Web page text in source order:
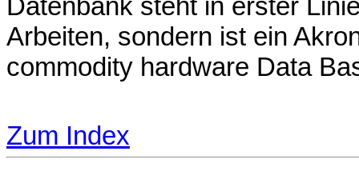
Datenbank steht in erster
Arbeiten, sondern ist ein
commodity hardware Data
Zum Index